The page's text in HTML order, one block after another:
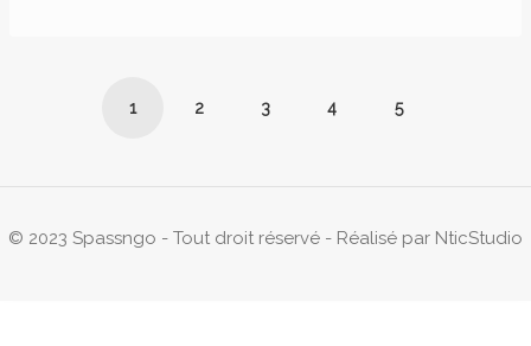
270,22€ - 270,22€
1 2 3 4 5
© 2023 Spassngo - Tout droit réservé - Réalisé par NticStudio